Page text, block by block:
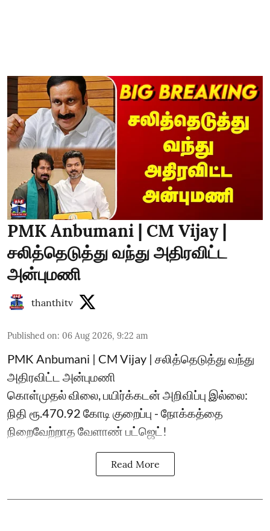
PMK Anbumani | CM Vijay |
சலித்தெடுத்து வந்து அதிரவிட்ட
அன்புமணி
thanthitv
Published on: 06 Aug 2026, 9:22 am
PMK Anbumani | CM Vijay | சலித்தெடுத்து வந்து
அதிரவிட்ட அன்புமணி
கொள்முதல் விலை, பயிர்க்கடன் அறிவிப்பு இல்லை:
நிதி ரூ.470.92 கோடி குறைப்பு - நோக்கத்தை
நிறைவேற்றாத வேளாண் பட்ஜெட்!
Read More